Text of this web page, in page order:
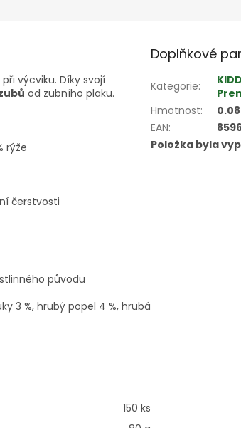
výcviku. Díky svojí
od zubního plaku.
rýže
čerstvosti
původu
3 %, hrubý popel 4 %, hrubá
150 ks
Doplňkové
Kategorie:
Hmotnost:
EAN:
Položka byla